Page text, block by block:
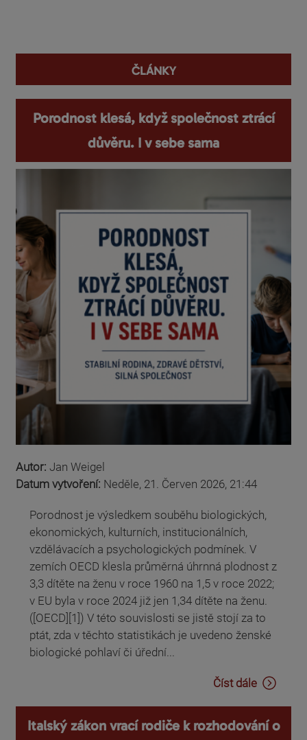
ČLÁNKY
Porodnost klesá, když společnost ztrácí
důvěru. I v sebe sama
Autor: Jan Weigel
Datum vytvoření: Neděle, 21. Červen 2026, 21:44
Porodnost je výsledkem souběhu biologických,
ekonomických, kulturních, institucionálních,
vzdělávacích a psychologických podmínek. V
zemích OECD klesla průměrná úhrnná plodnost z
3,3 dítěte na ženu v roce 1960 na 1,5 v roce 2022;
v EU byla v roce 2024 již jen 1,34 dítěte na ženu.
([OECD][1]) V této souvislosti se jistě stojí za to
ptát, zda v těchto statistikách je uvedeno ženské
biologické pohlaví či úřední...
Číst dále
Italský zákon vrací rodiče k rozhodování o